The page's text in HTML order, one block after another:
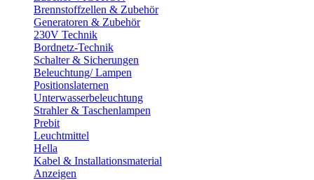
Brennstoffzellen & Zubehör
Generatoren & Zubehör
230V Technik
Bordnetz-Technik
Schalter & Sicherungen
Beleuchtung/ Lampen
Positionslaternen
Unterwasserbeleuchtung
Strahler & Taschenlampen
Prebit
Leuchtmittel
Hella
Kabel & Installationsmaterial
Anzeigen